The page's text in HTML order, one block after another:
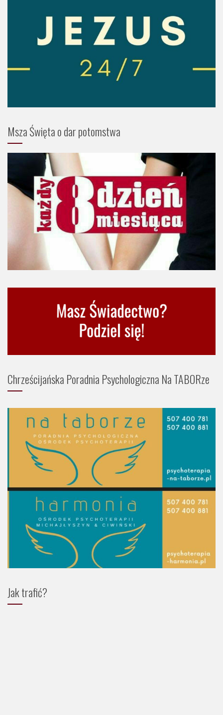
Msza Święta o dar potomstwa
Chrześcijańska Poradnia Psychologiczna Na TABORze
Jak trafić?